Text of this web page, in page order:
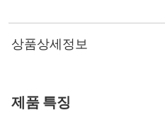
상품상세정보
제품 특징